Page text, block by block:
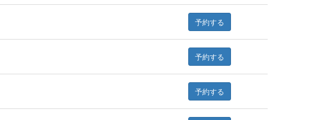
予約する
予約する
予約する